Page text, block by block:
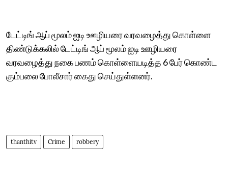
டேட்டிங் ஆப் மூலம் ஐடி ஊழியரை வரவழைத்து கொள்ளை
திண்டுக்கலில் டேட்டிங் ஆப் மூலம் ஐடி ஊழியரை
வரவழைத்து நகை பணம் கொள்ளையடித்த 6 பேர் கொண்ட
கும்பலை போலீசார் கைது செய்துள்ளனர்.
thanthitv Crime robbery